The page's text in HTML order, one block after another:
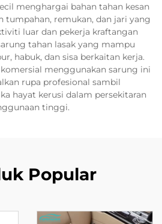
menghargai bahan tahan kesan
tumpahan, remukan, dan jari yang
luar dan pekerja kraftangan
tahan lasak yang mampu
habuk, dan sisa berkaitan kerja.
menggunakan sarung ini
rupa profesional sambil
hayat kerusi dalam persekitaran
tinggi.
Popular